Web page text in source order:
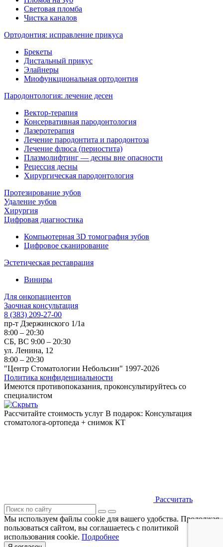
Световая пломба
Чистка каналов
Ортодонтия: исправление прикуса
Брекеты
Дистальный прикус
Элайнеры
Миофункциональная ортодонтия
Пародонтология: лечение десен
Вектор-терапия
Консервативная пародонтология
Лазеротерапия
Лечение пародонтита и пародонтоза
Лечение флюса (периостита)
Плазмолифтинг — десны вне опасности
Рецессия десны
Хирургическая пародонтология
Протезирование зубов
Удаление зубов
Хирургия
Цифровая диагностика
Компьютерная 3D томография зубов
Цифровое сканирование
Эстетическая реставрация
Виниры
Для онкопациентов
Заочная консультация
8 (383) 209-27-00
пр-т Дзержинского 1/1а
8:00 – 20:30
СБ, ВС 9:00 – 20:30
ул. Ленина, 12
8:00 – 20:30
"Центр Стоматологии Небольсин" 1997-2026
Политика конфиденциальности
Имеются противопоказания, проконсультируйтесь со
специалистом
Рассчитайте стоимость услуг В подарок: Консультация
стоматолога-ортопеда + снимок КТ
Рассчитать
Мы используем файлы cookie для вашего удобства. Продолжая
пользоваться сайтом, вы соглашаетесь с политикой
использования cookie. Подробнее